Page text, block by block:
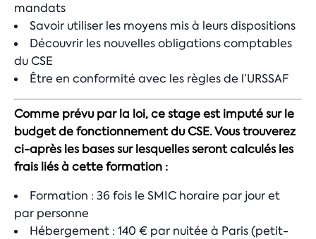
mandats
Savoir utiliser les moyens mis à leurs dispositions
Découvrir les nouvelles obligations comptables
du CSE
Être en conformité avec les règles de l’URSSAF
Comme prévu par la loi, ce stage est imputé sur le
budget de fonctionnement du CSE. Vous trouverez
ci-après les bases sur lesquelles seront calculés les
frais liés à cette formation :
Formation : 36 fois le SMIC horaire par jour et
par personne
Hébergement : 140 € par nuitée à Paris (petit-